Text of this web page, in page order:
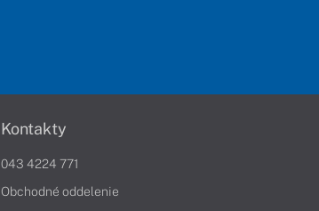
Kontakty
043 4224 771
Obchodné oddelenie